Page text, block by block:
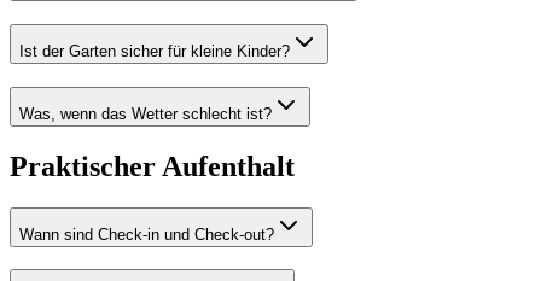
Ist der Garten sicher für kleine Kinder?
Was, wenn das Wetter schlecht ist?
Praktischer Aufenthalt
Wann sind Check-in und Check-out?